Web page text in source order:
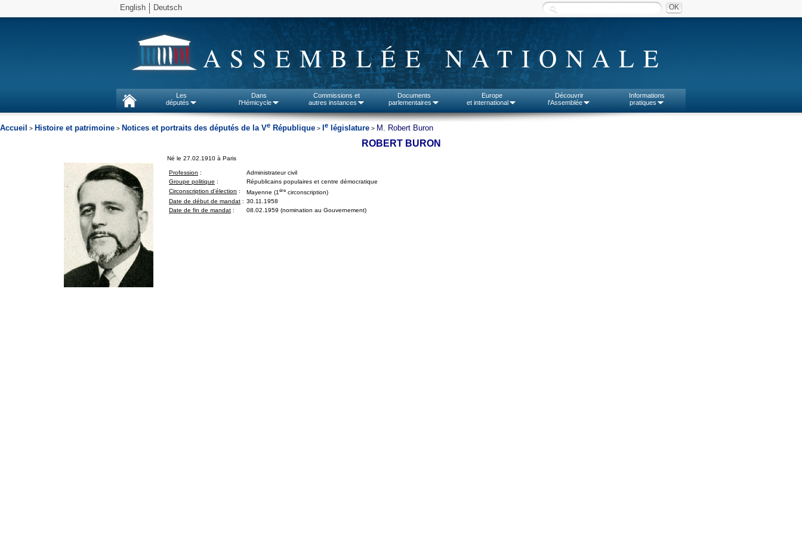
English Deutsch
ASSEMBLÉE NATIONALE
Les
députés
Dans
l'Hémicycle
Commissions et
autres instances
Documents
parlementaires
Europe
et international
Découvrir
l'Assemblée
Informations
pratiques
Accueil > Histoire et patrimoine > Notices et portraits des députés de la Ve République > e législature > M. Robert Buron
ROBERT BURON
Né le 27.02.1910 à Paris
Profession :
Administrateur civil
Groupe politique :
Républicains populaires et centre démocratique
Circonscription d'élection : Mayenne (1ère circonscription)
Date de début de mandat : 30.11.1958
Date de fin de mandat : 08.02.1959 (nomination au Gouvernement)